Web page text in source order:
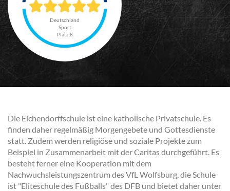
Deutschland
Sport
Platz 8
Die Eichendorffschule ist eine katholische Privatschule. Es
finden daher regelmäßig Morgengebete und Gottesdienste
statt. Zudem werden religiöse und soziale Projekte zum
Beispiel in Zusammenarbeit mit der Caritas durchgeführt. Es
besteht ferner eine Kooperation mit dem
Nachwuchsleistungszentrum des VfL Wolfsburg, die Schule
ist "Eliteschule des Fußballs" des DFB und bietet daher unter